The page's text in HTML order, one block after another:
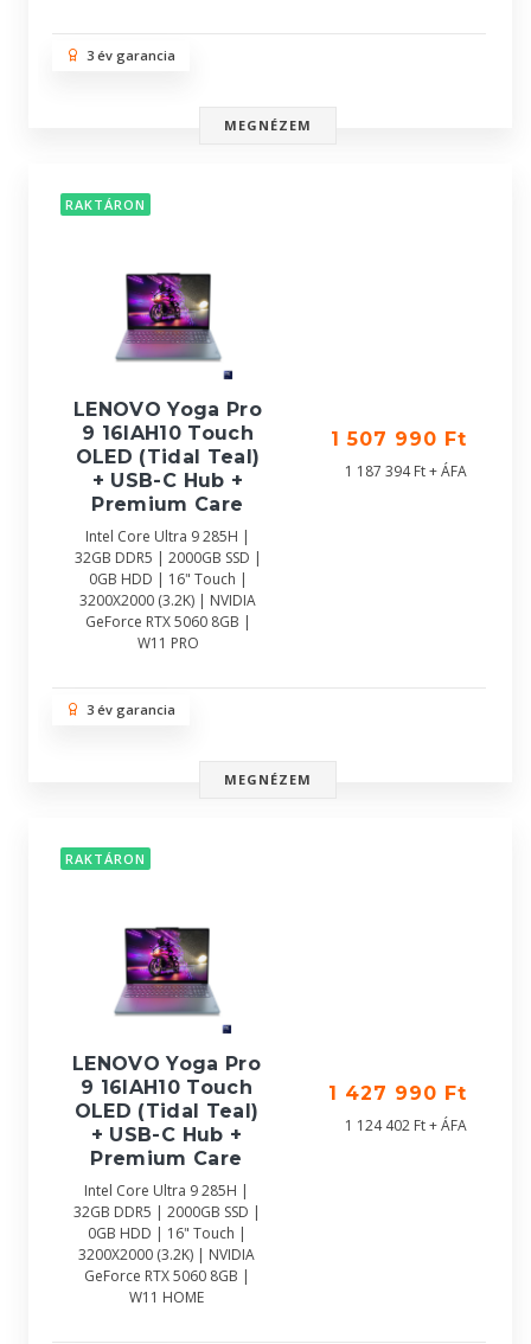
3 év garancia
MEGNÉZEM
RAKTÁRON
LENOVO Yoga Pro
9 16IAH10 Touch
OLED (Tidal Teal)
+ USB-C Hub +
Premium Care
Intel Core Ultra 9 285H |
32GB DDR5 | 2000GB SSD |
0GB HDD | 16" Touch |
3200X2000 (3.2K) | NVIDIA
GeForce RTX 5060 8GB |
W11 PRO
1 507 990 Ft
1 187 394 Ft + ÁFA
3 év garancia
MEGNÉZEM
RAKTÁRON
LENOVO Yoga Pro
9 16IAH10 Touch
OLED (Tidal Teal)
+ USB-C Hub +
Premium Care
Intel Core Ultra 9 285H |
32GB DDR5 | 2000GB SSD |
0GB HDD | 16" Touch |
3200X2000 (3.2K) | NVIDIA
GeForce RTX 5060 8GB |
W11 HOME
1 427 990 Ft
1 124 402 Ft + ÁFA